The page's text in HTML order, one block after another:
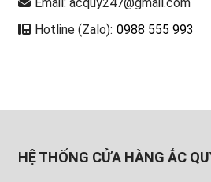
Hotline (Zalo): 0988 555 993
HỆ THỐNG CỬA HÀNG ẮC